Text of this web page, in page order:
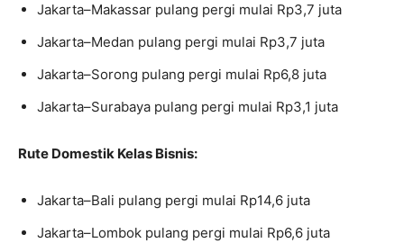
Jakarta–Makassar pulang pergi mulai Rp3,7 juta
Jakarta–Medan pulang pergi mulai Rp3,7 juta
Jakarta–Sorong pulang pergi mulai Rp6,8 juta
Jakarta–Surabaya pulang pergi mulai Rp3,1 juta
Rute Domestik Kelas Bisnis:
Jakarta–Bali pulang pergi mulai Rp14,6 juta
Jakarta–Lombok pulang pergi mulai Rp6,6 juta